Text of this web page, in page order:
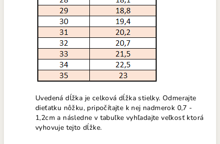
Uvedená dĺžka je celková dĺžka stielky. Odmerajte
dieťatku nôžku, pripočítajte k nej nadmerok 0,7 -
1,2cm a následne v tabuľke vyhľadajte veľkosť ktorá
vyhovuje tejto dĺžke.